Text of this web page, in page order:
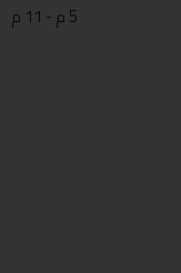
5 م - 11 م